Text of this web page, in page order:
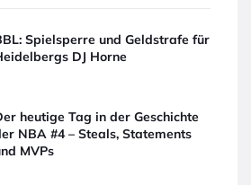
Spielsperre und Geldstrafe für
DJ Horne
heutige Tag in der Geschichte
NBA #4 – Steals, Statements
MVPs